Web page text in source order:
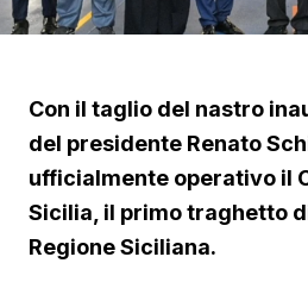
Con il taglio del nastro
del presidente Renato
ufficialmente operativo il
Sicilia, il primo traghetto
Regione Siciliana.